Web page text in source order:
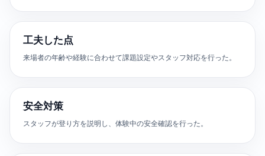
工夫した点
来場者の年齢や経験に合わせて課題設定やスタッフ対応を行った。
安全対策
スタッフが登り方を説明し、体験中の安全確認を行った。